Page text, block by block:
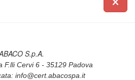
S.p.A.
F.lli Cervi 6 - 35129 Padova
info@cert.abacospa.it